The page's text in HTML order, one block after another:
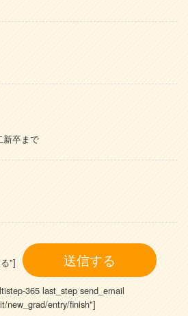
新卒まで
"]
365 last_step send_email
new_grad/entry/finish"]